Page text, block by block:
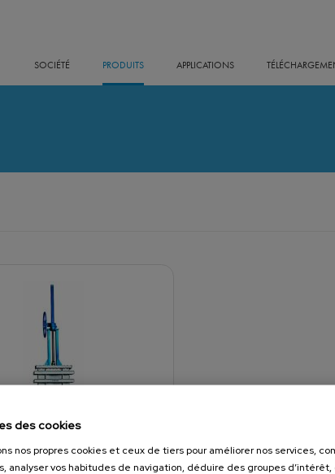
SOCIÉTÉ PRODUITS APPLICATIONS
des cookies
nos propres cookies et ceux de tiers pour améliorer nos services,
analyser vos habitudes de navigation, déduire des groupes